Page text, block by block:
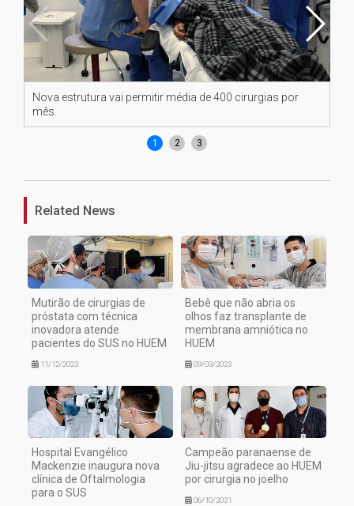
Nova estrutura vai permitir média de 400 cirurgias por
mês.
1 2 3
Related News
Mutirão de cirurgias de
próstata com técnica
inovadora atende
pacientes do SUS no HUEM
11/12/2023
Bebê que não abria os
olhos faz transplante de
membrana amniótica no
HUEM
09/03/2023
Hospital Evangélico
Mackenzie inaugura nova
clínica de Oftalmologia
para o SUS
Campeão paranaense de
Jiu-jitsu agradece ao HUEM
por cirurgia no joelho
06/10/2021